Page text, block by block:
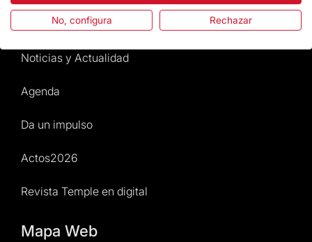
Normativa y condiciones de compra
Noticias y Actualidad
Agenda
Da un impulso
Actos2026
Revista Temple en digital
Mapa Web
No, configura Rechazar